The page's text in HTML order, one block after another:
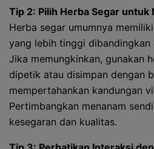
Tip 2: Pilih Herba Segar untuk
Herba segar umumnya
yang lebih tinggi dibandingkan
Jika memungkinkan, gunakan
dipetik atau disimpan dengan
mempertahankan kandungan
Pertimbangkan menanam
kesegaran dan kualitas.